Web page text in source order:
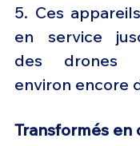
5. Ces
en service
des drones
environ encore
Transformés en